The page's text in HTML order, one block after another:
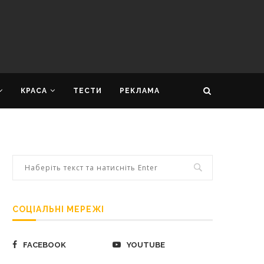
КРАСА ТЕСТИ РЕКЛАМА
СОЦІАЛЬНІ МЕРЕЖІ
FACEBOOK YOUTUBE